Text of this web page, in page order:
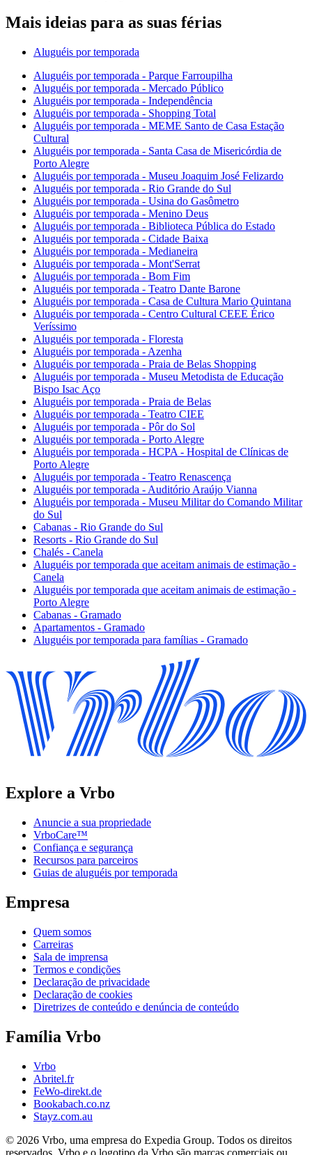
Mais ideias para as suas férias
Aluguéis por temporada
Aluguéis por temporada - Parque Farroupilha
Aluguéis por temporada - Mercado Público
Aluguéis por temporada - Independência
Aluguéis por temporada - Shopping Total
Aluguéis por temporada - MEME Santo de Casa Estação
Cultural
Aluguéis por temporada - Santa Casa de Misericórdia de
Porto Alegre
Aluguéis por temporada - Museu Joaquim José Felizardo
Aluguéis por temporada - Rio Grande do Sul
Aluguéis por temporada - Usina do Gasômetro
Aluguéis por temporada - Menino Deus
Aluguéis por temporada - Biblioteca Pública do Estado
Aluguéis por temporada - Cidade Baixa
Aluguéis por temporada - Medianeira
Aluguéis por temporada - Mont'Serrat
Aluguéis por temporada - Bom Fim
Aluguéis por temporada - Teatro Dante Barone
Aluguéis por temporada - Casa de Cultura Mario Quintana
Aluguéis por temporada - Centro Cultural CEEE Érico
Veríssimo
Aluguéis por temporada - Floresta
Aluguéis por temporada - Azenha
Aluguéis por temporada - Praia de Belas Shopping
Aluguéis por temporada - Museu Metodista de Educação
Bispo Isac Aço
Aluguéis por temporada - Praia de Belas
Aluguéis por temporada - Teatro CIEE
Aluguéis por temporada - Pôr do Sol
Aluguéis por temporada - Porto Alegre
Aluguéis por temporada - HCPA - Hospital de Clínicas de
Porto Alegre
Aluguéis por temporada - Teatro Renascença
Aluguéis por temporada - Auditório Araújo Vianna
Aluguéis por temporada - Museu Militar do Comando Militar
do Sul
Cabanas - Rio Grande do Sul
Resorts - Rio Grande do Sul
Chalés - Canela
Aluguéis por temporada que aceitam animais de estimação -
Canela
Aluguéis por temporada que aceitam animais de estimação -
Porto Alegre
Cabanas - Gramado
Apartamentos - Gramado
Aluguéis por temporada para famílias - Gramado
Explore a Vrbo
Anuncie a sua propriedade
VrboCare™
Confiança e segurança
Recursos para parceiros
Guias de aluguéis por temporada
Empresa
Quem somos
Carreiras
Sala de imprensa
Termos e condições
Declaração de privacidade
Declaração de cookies
Diretrizes de conteúdo e denúncia de conteúdo
Família Vrbo
Vrbo
Abritel.fr
FeWo-direkt.de
Bookabach.co.nz
Stayz.com.au
© 2026 Vrbo, uma empresa do Expedia Group. Todos os direitos
reservados. Vrbo e o logotipo da Vrbo são marcas comerciais ou